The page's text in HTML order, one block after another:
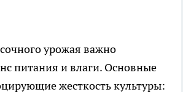
урожая важно
питания и влаги. Основные
жесткость культуры: